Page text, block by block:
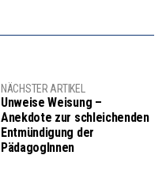
NÄCHSTER ARTIKEL
Unweise Weisung –
Anekdote zur schleichenden
Entmündigung der
PädagogInnen